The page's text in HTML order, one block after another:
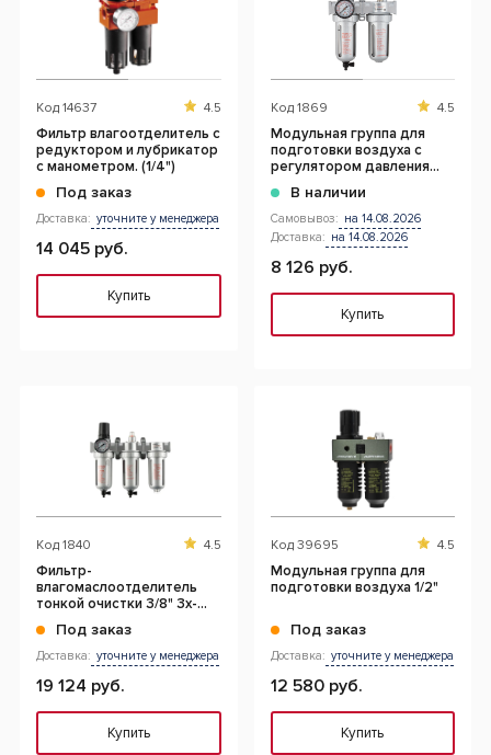
Код 14637 4.5
Фильтр влагоотделитель с
редуктором и лубрикатор
с манометром. (1/4")
Под заказ
Доставка: уточните у менеджера
14 045 руб.
Купить
Код 1869 4.5
Модульная группа для
подготовки воздуха с
регулятором давления
В наличии
Самовывоз: на 14.08.2026
Доставка: на 14.08.2026
8 126 руб.
Купить
Код 1840 4.5
Фильтр-
влагомаслоотделитель
тонкой очистки 3/8" 3х-
Под заказ
Доставка: уточните у менеджера
19 124 руб.
Купить
Код 39695 4.5
Модульная группа для
подготовки воздуха 1/2"
Под заказ
Доставка: уточните у менеджера
12 580 руб.
Купить